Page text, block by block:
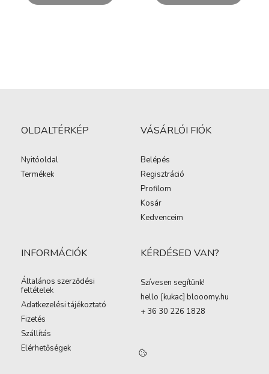
OLDALTÉRKÉP
Nyitóoldal
Termékek
VÁSÁRLÓI FIÓK
Belépés
Regisztráció
Profilom
Kosár
Kedvenceim
INFORMÁCIÓK
Általános szerződési
feltételek
Adatkezelési tájékoztató
Fizetés
Szállítás
Elérhetőségek
KÉRDÉSED VAN?
Szívesen segítünk!
hello [kukac] blooomy.hu
+ 36 30 226 1828